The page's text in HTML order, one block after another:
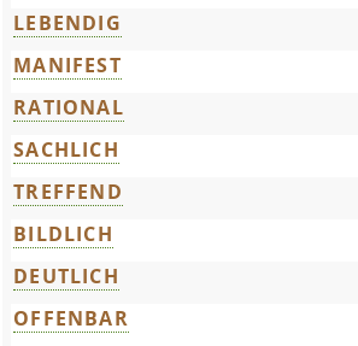
LEBENDIG
MANIFEST
RATIONAL
SACHLICH
TREFFEND
BILDLICH
DEUTLICH
OFFENBAR